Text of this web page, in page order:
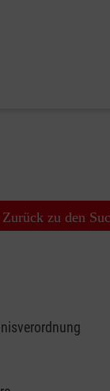
Zurück zu den